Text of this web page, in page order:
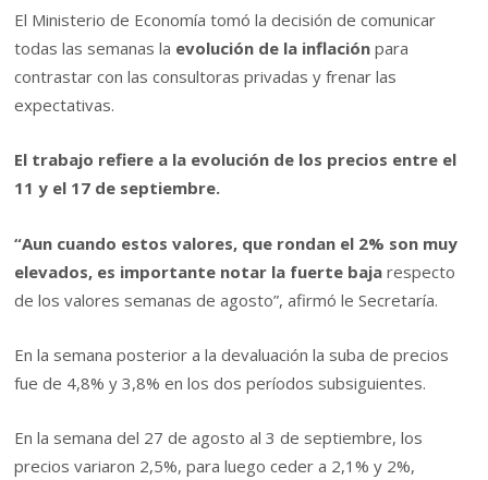
El Ministerio de Economía tomó la decisión de comunicar
todas las semanas la evolución de la inflación para
contrastar con las consultoras privadas y frenar las
expectativas.
El trabajo refiere a la evolución de los precios entre el
11 y el 17 de septiembre.
“Aun cuando estos valores, que rondan el 2% son muy
elevados, es importante notar la fuerte baja respecto
de los valores semanas de agosto”, afirmó le Secretaría.
En la semana posterior a la devaluación la suba de precios
fue de 4,8% y 3,8% en los dos períodos subsiguientes.
En la semana del 27 de agosto al 3 de septiembre, los
precios variaron 2,5%, para luego ceder a 2,1% y 2%,